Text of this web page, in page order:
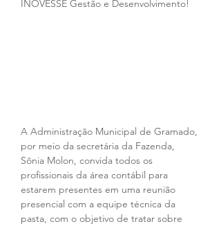
INOVESSE Gestão e Desenvolvimento!
A Administração Municipal de Gramado,
por meio da secretária da Fazenda,
Sônia Molon, convida todos os
profissionais da área contábil para
estarem presentes em uma reunião
presencial com a equipe técnica da
pasta, com o objetivo de tratar sobre